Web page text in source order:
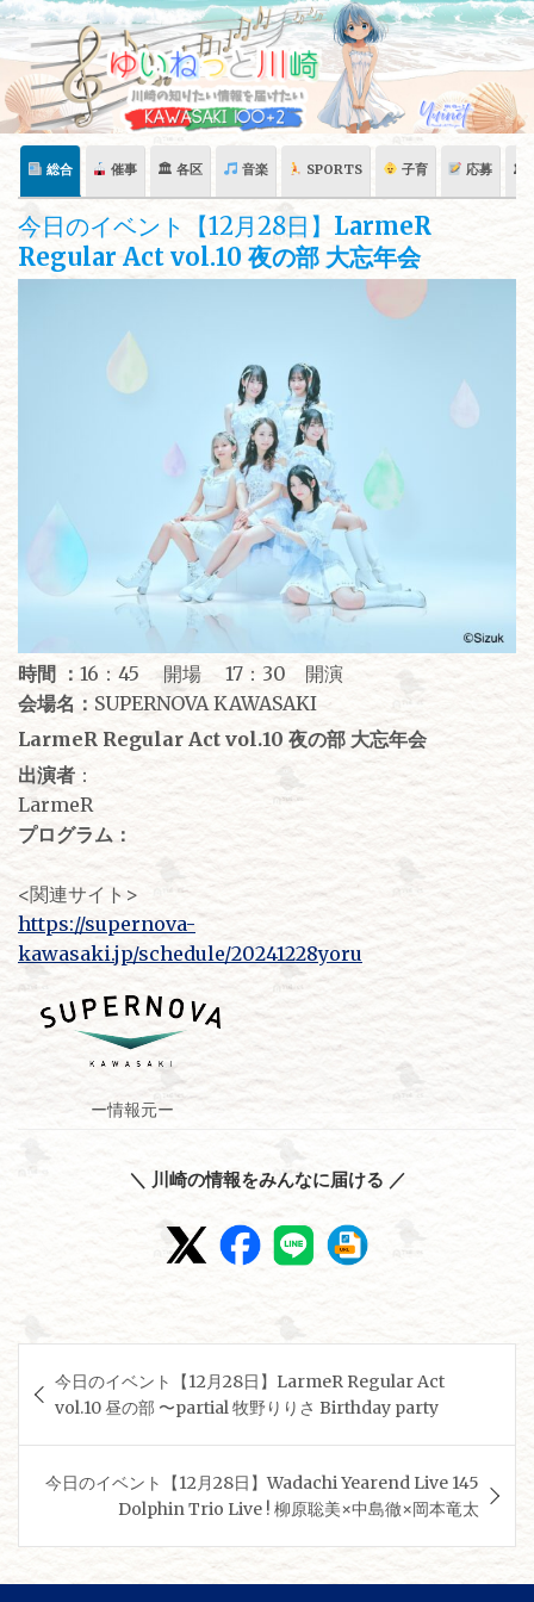
Skip
content
総合 催事 🏛 各区 音楽 SPORTS 子育 応募 🏛
今日のイベント【12月28日】 LarmeR
Regular Act vol.10 夜の部 大忘年会
時間 ： 16：45 開場 17：30 開演
会場名： SUPERNOVA KAWASAKI
LarmeR Regular Act vol.10 夜の部 大忘年会
出演者 ：
LarmeR
プログラム：
<関連サイト>
https://supernova-
kawasaki.jp/schedule/20241228yoru
ー情報元ー
＼ 川崎の情報をみんなに届ける ／
稿
ナ
ビ
ー
シ
今日のイベント【12月28日】LarmeR Regular Act
vol.10 昼の部 〜partial 牧野りりさ Birthday party
今日のイベント【12月28日】Wadachi Yearend Live 145
Dolphin Trio Live ! 柳原聡美×中島徹×岡本竜太